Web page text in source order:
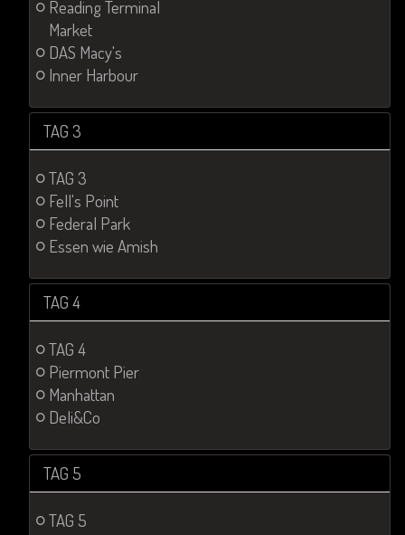
Reading Terminal
Market
DAS Macy's
Inner Harbour
TAG 3
TAG 3
Fell's Point
Federal Park
Essen wie Amish
TAG 4
TAG 4
Piermont Pier
Manhattan
Deli&Co
TAG 5
TAG 5